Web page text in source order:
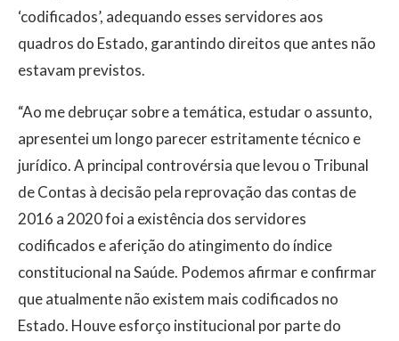
‘codificados’, adequando esses servidores aos
quadros do Estado, garantindo direitos que antes não
estavam previstos.
“Ao me debruçar sobre a temática, estudar o assunto,
apresentei um longo parecer estritamente técnico e
jurídico. A principal controvérsia que levou o Tribunal
de Contas à decisão pela reprovação das contas de
2016 a 2020 foi a existência dos servidores
codificados e aferição do atingimento do índice
constitucional na Saúde. Podemos afirmar e confirmar
que atualmente não existem mais codificados no
Estado. Houve esforço institucional por parte do